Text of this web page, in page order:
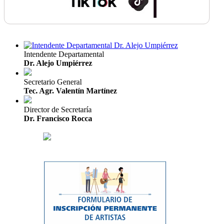
Intendente Departamental
Dr. Alejo Umpiérrez
Secretario General
Tec. Agr. Valentín Martínez
Director de Secretaría
Dr. Francisco Rocca